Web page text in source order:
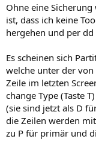
Ohne eine
ist, dass ich keine
hergehen und per
Es scheinen sich
welche unter der
Zeile im letzten
change Type (Taste
(sie sind jetzt als D
die Zeilen werden
zu P für primär und